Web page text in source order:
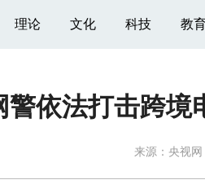
理论 文化 科技 教
依法打击跨
来源： 央视网